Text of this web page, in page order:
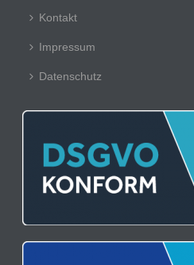
Kontakt
Impressum
Datenschutz